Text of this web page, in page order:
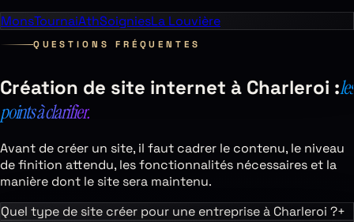
MonsTournaiAthSoigniesLa Louvière
QUESTIONS FRÉQUENTES
Création de site internet à Charleroi :les
points à clarifier.
Avant de créer un site, il faut cadrer le contenu, le niveau
de finition attendu, les fonctionnalités nécessaires et la
manière dont le site sera maintenu.
Quel type de site créer pour une entreprise à Charleroi ?+